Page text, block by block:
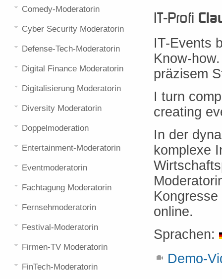
IT-Profi
IT-Events
Know-
präzisem
I turn
creating
In der
komplexe
online.
Sprachen:
Demo-
Comedy-Moderatorin
Cyber Security Moderatorin
Defense-Tech-Moderatorin
Digital Finance Moderatorin
Digitalisierung Moderatorin
Diversity Moderatorin
Doppelmoderation
Entertainment-Moderatorin
Eventmoderatorin
Fachtagung Moderatorin
Fernsehmoderatorin
Festival-Moderatorin
Firmen-TV Moderatorin
FinTech-Moderatorin